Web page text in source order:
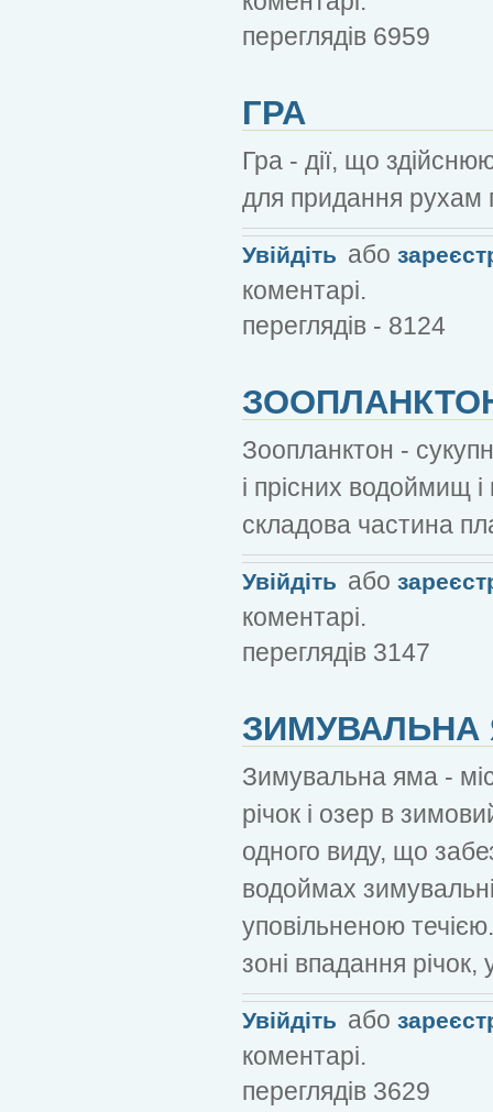
переглядів 6959
ГРА
Гра - дії, що
для придання рухам
Увійдіть або
коментарі.
переглядів - 8124
Зоопланктон -
і прісних водоймищ
складова частина
Увійдіть або
коментарі.
переглядів 3147
ЗИМУВАЛЬНА
Зимувальна яма -
річок і озер в
одного виду, що
водоймах
уповільненою
зоні впадання
Увійдіть або
коментарі.
переглядів 3629